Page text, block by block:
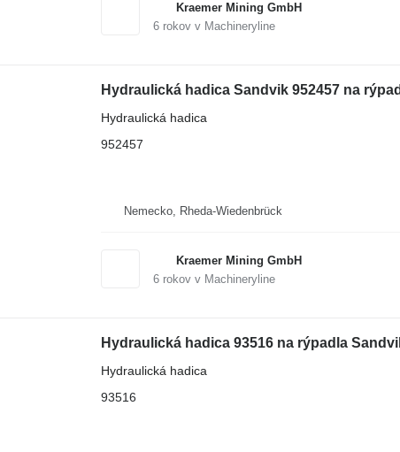
Kraemer Mining GmbH
6rokov v Machineryline
Hydraulická hadica Sandvik 952457 na
Hydraulická hadica
952457
Nemecko, Rheda-Wiedenbrück
Kraemer Mining GmbH
6rokov v Machineryline
Hydraulická hadica 93516 na rýpadla
Hydraulická hadica
93516